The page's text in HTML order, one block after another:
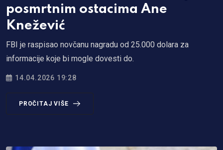
posmrtnim ostacima Ane
Knežević
FBI je raspisao novčanu nagradu od 25.000 dolara za
informacije koje bi mogle dovesti do.
14.04.2026 19:28
PROČITAJ VIŠE